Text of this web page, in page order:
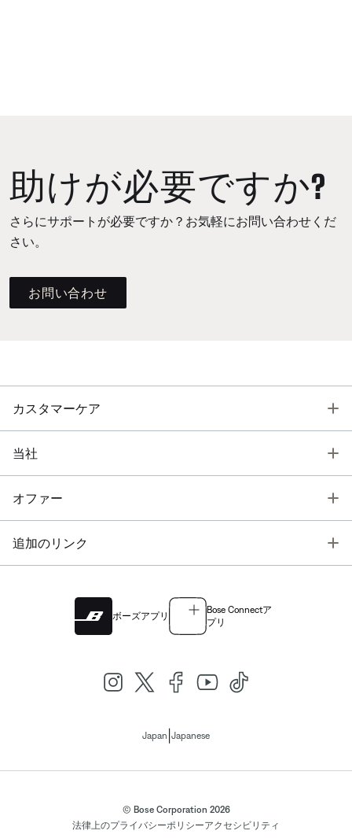
助けが必要ですか?
さらにサポートが必要ですか？お気軽にお問い合わせくだ
さい。
お問い合わせ
カスタマーケア
当社
オファー
追加のリンク
ボーズアプリ
Bose Connectア
プリ
Japan Japanese
© Bose Corporation 2026
法律上のプライバシーポリシーアクセシビリティ